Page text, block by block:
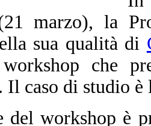
marzo), la
sua qualità di
che
Il caso di studio
del workshop è